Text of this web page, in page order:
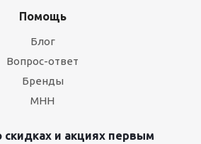
Помощь
Блог
Вопрос-ответ
Бренды
МНН
скидках и акциях первым